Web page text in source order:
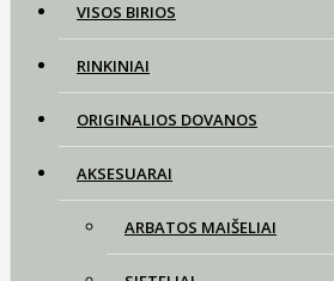
VISOS BIRIOS
RINKINIAI
ORIGINALIOS DOVANOS
AKSESUARAI
ARBATOS MAIŠELIAI